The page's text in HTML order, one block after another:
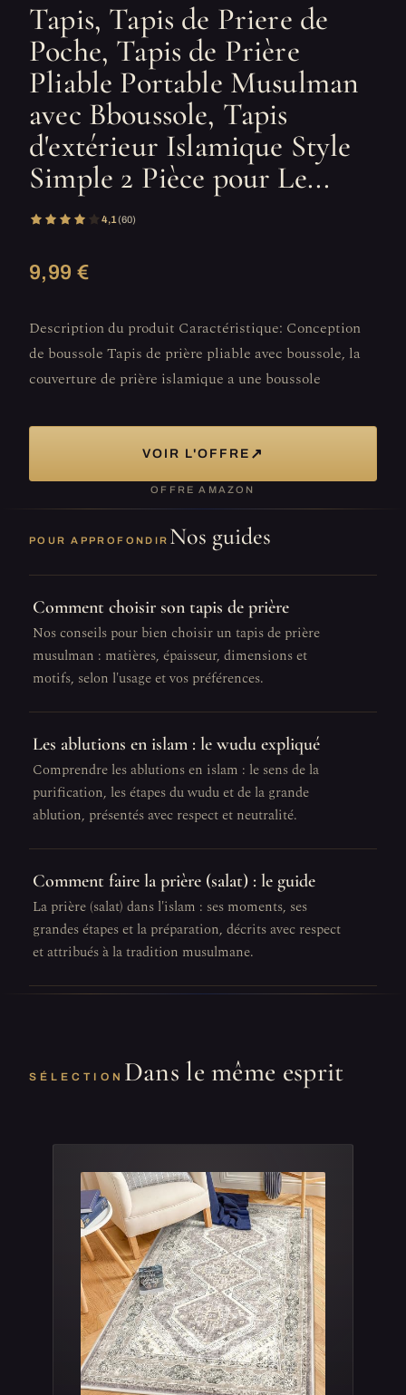
Tapis, Tapis de Priere de
Poche, Tapis de Prière
Pliable Portable Musulman
avec Bboussole, Tapis
d'extérieur Islamique Style
Simple 2 Pièce pour Le...
4,1(60)
9,99 €
Description du produit Caractéristique: Conception
de boussole Tapis de prière pliable avec boussole, la
couverture de prière islamique a une boussole
VOIR L'OFFRE ↗
OFFRE AMAZON
POUR APPROFONDIR Nos guides
Comment choisir son tapis de prière
Nos conseils pour bien choisir un tapis de prière
musulman : matières, épaisseur, dimensions et
motifs, selon l'usage et vos préférences.
Les ablutions en islam : le wudu expliqué
Comprendre les ablutions en islam : le sens de la
purification, les étapes du wudu et de la grande
ablution, présentés avec respect et neutralité.
Comment faire la prière (salat) : le guide
La prière (salat) dans l'islam : ses moments, ses
grandes étapes et la préparation, décrits avec respect
et attribués à la tradition musulmane.
SÉLECTION Dans le même esprit